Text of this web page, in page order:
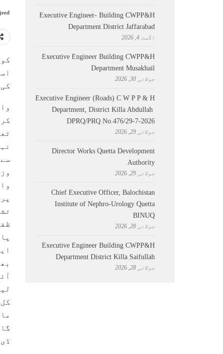
Executive Engineer- Building CWPP&H
Department District Jaffarabad
اگست 4, 2026
Executive Engineer Building CWPP&H
Department Musakhail
جولائی 30, 2026
Executive Engineer (Roads) C W P P & H
Department, District Killa Abdullah ​
DPRQ/PRQ No.476/29-7-2026
جولائی 29, 2026
Director Works Quetta Development
Authority
جولائی 29, 2026
Chief Executive Officer, Balochistan
Institute of Nephro-Urology Quetta
BINUQ
جولائی 28, 2026
Executive Engineer Building CWPP&H
Department District Killa Saifullah
جولائی 28, 2026